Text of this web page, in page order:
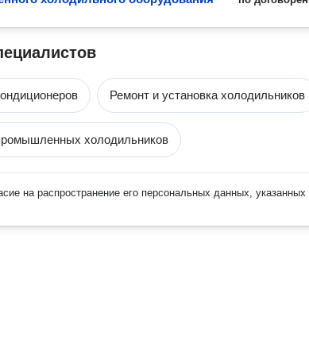
Ремонт и установка холодильников
холодильников
на распространение его персональных данных, указанных